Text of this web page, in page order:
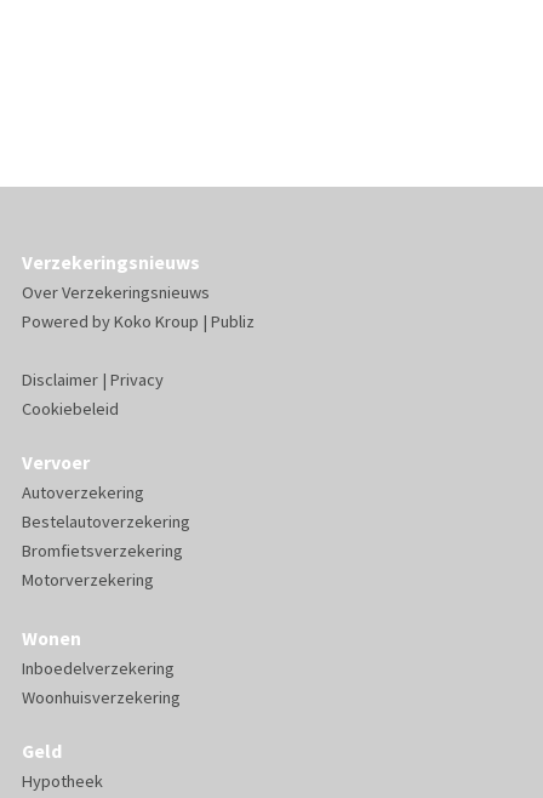
Verzekeringsnieuws
Over Verzekeringsnieuws
Powered byKoko Kroup | Publiz
Disclaimer| Privacy
Cookiebeleid
Vervoer
Autoverzekering
Bestelautoverzekering
Bromfietsverzekering
Motorverzekering
Wonen
Inboedelverzekering
Woonhuisverzekering
Geld
Hypotheek